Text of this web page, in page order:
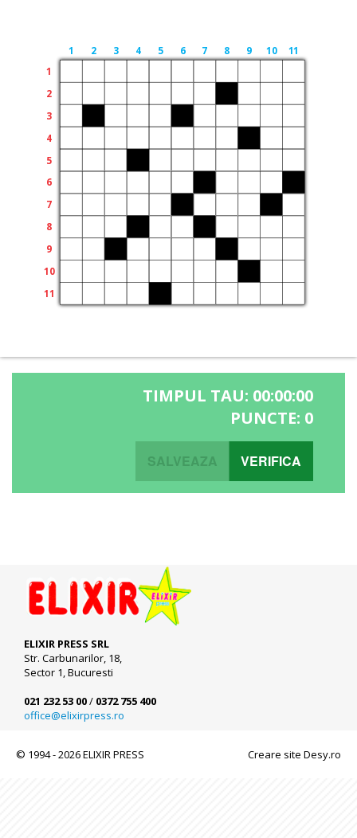
TIMPUL TAU: 00:00:00
PUNCTE: 0
SALVEAZA VERIFICA
ELIXIR PRESS SRL
Str. Carbunarilor, 18,
Sector 1, Bucuresti
021 232 53 00/ 0372 755 400
office@elixirpress.ro
© 1994 - 2026 ELIXIR PRESS Creare site Desy.ro